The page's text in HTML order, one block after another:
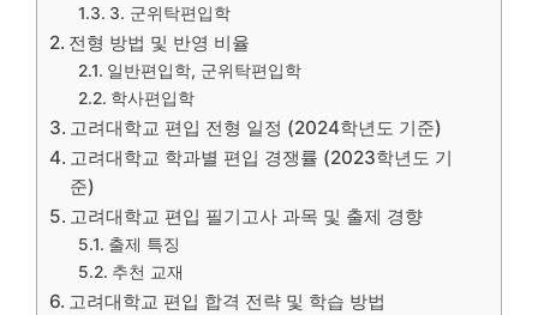
3. 군위탁편입학
전형 방법 및 반영 비율
일반편입학, 군위탁편입학
학사편입학
고려대학교 편입 전형 일정 (2024학년도 기준)
고려대학교 학과별 편입 경쟁률 (2023학년도 기
준)
고려대학교 편입 필기고사 과목 및 출제 경향
출제 특징
추천 교재
고려대학교 편입 합격 전략 및 학습 방법